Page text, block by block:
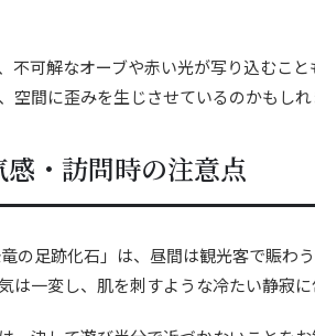
不可解なオーブや赤い光が写り込むこ
空間に歪みを生じさせているのかもしれ
・訪問時の注意点
の足跡化石」は、昼間は観光客で賑わ
は一変し、肌を刺すような冷たい静寂に